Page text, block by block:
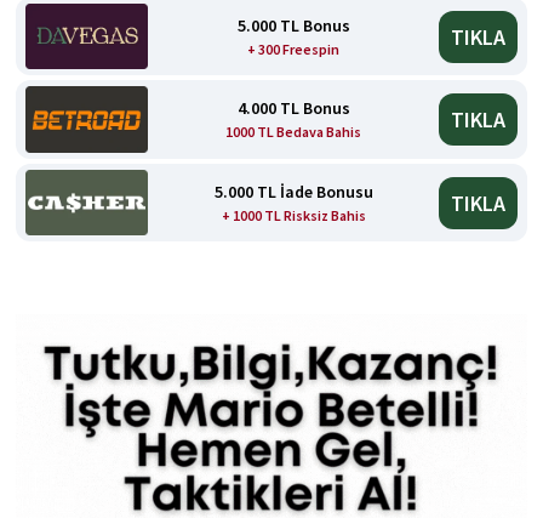
5.000 TL Bonus
+ 300 Freespin TIKLA
4.000 TL Bonus
1000 TL Bedava Bahis TIKLA
5.000 TL İade Bonusu
+ 1000 TL Risksiz Bahis TIKLA